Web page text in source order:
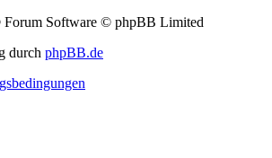
Software © phpBB Limited
durch phpBB.de